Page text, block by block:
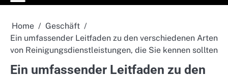
Home
Geschäft
Ein umfassender Leitfaden zu den verschiedenen Arten
von Reinigungsdienstleistungen, die Sie kennen sollten
Ein umfassender Leitfaden zu den